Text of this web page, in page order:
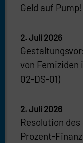
Geld auf Pump!
von Femiziden
02-DS-01)
2. Juli 2026
Resolution
Prozent-
2. Juli 2026